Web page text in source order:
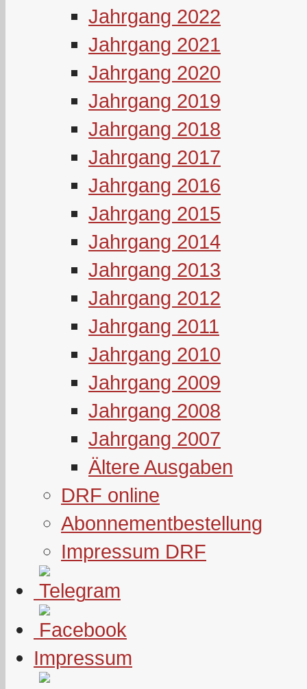
Jahrgang 2022
Jahrgang 2021
Jahrgang 2020
Jahrgang 2019
Jahrgang 2018
Jahrgang 2017
Jahrgang 2016
Jahrgang 2015
Jahrgang 2014
Jahrgang 2013
Jahrgang 2012
Jahrgang 2011
Jahrgang 2010
Jahrgang 2009
Jahrgang 2008
Jahrgang 2007
Ältere Ausgaben
DRF online
Abonnementbestellung
Impressum DRF
Impressum